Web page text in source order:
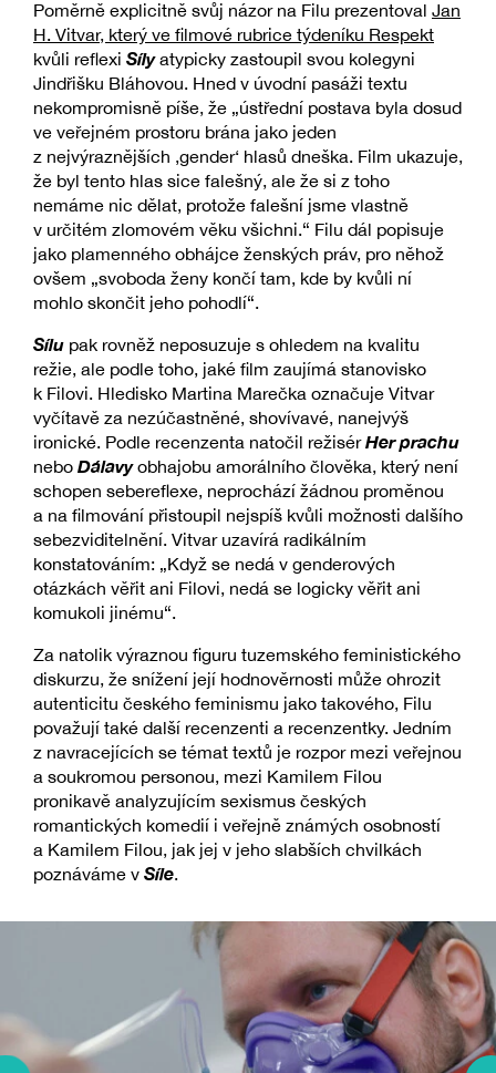
Poměrně explicitně svůj názor na Filu prezentoval Jan
H. Vitvar, který ve filmové rubrice týdeníku Respekt
kvůli reflexi Sílyatypicky zastoupil svou kolegyni
Jindřišku Bláhovou. Hned v úvodní pasáži textu
nekompromisně píše, že „ústřední postava byla dosud
ve veřejném prostoru brána jako jeden
z nejvýraznějších ‚gender‘ hlasů dneška. Film ukazuje,
že byl tento hlas sice falešný, ale že si z toho
nemáme nic dělat, protože falešní jsme vlastně
v určitém zlomovém věku všichni.“ Filu dál popisuje
jako plamenného obhájce ženských práv, pro něhož
ovšem „svoboda ženy končí tam, kde by kvůli ní
mohlo skončit jeho pohodlí“.
Sílu pak rovněž neposuzuje s ohledem na kvalitu
režie, ale podle toho, jaké film zaujímá stanovisko
k Filovi. Hledisko Martina Marečka označuje Vitvar
vyčítavě za nezúčastněné, shovívavé, nanejvýš
ironické. Podle recenzenta natočil režisérHer prachu
nebo Dálavyobhajobu amorálního člověka, který není
schopen sebereflexe, neprochází žádnou proměnou
a na filmování přistoupil nejspíš kvůli možnosti dalšího
sebezviditelnění. Vitvar uzavírá radikálním
konstatováním: „Když se nedá v genderových
otázkách věřit ani Filovi, nedá se logicky věřit ani
komukoli jinému“.
Za natolik výraznou figuru tuzemského feministického
diskurzu, že snížení její hodnověrnosti může ohrozit
autenticitu českého feminismu jako takového, Filu
považují také další recenzenti a recenzentky. Jedním
z navracejících se témat textů je rozpor mezi veřejnou
a soukromou personou, mezi Kamilem Filou
pronikavě analyzujícím sexismus českých
romantických komedií i veřejně známých osobností
a Kamilem Filou, jak jej v jeho slabších chvilkách
poznáváme v Síle.